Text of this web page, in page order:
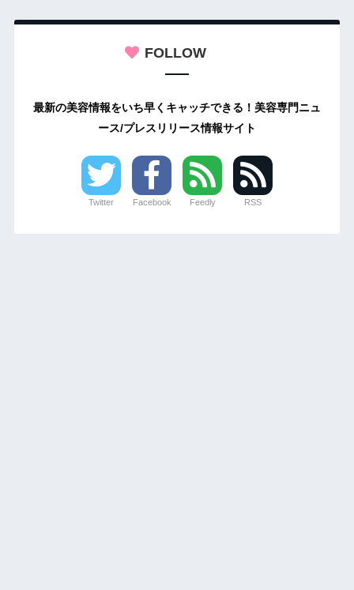
FOLLOW
最新の美容情報をいち早くキャッチできる！美容専門ニュ
ース/プレスリリース情報サイト
Twitter Facebook Feedly RSS